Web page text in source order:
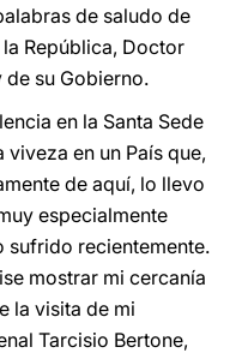
de saludo de
República, Doctor
de su Gobierno.
en la Santa Sede
en un País que,
de aquí, lo llevo
especialmente
sufrido recientemente.
mostrar mi cercanía
la visita de mi
Tarcisio Bertone,